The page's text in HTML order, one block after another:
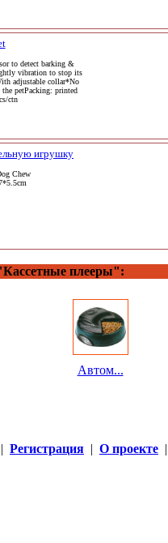
to detect barking &
vibration to stop its
adjustable collar*No
petPacking: printed
ctn
игрушку
Chew
плееры":
Автом...
| Регистрация | О проекте |